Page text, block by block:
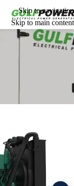
Skip to navigation
Skip to main content